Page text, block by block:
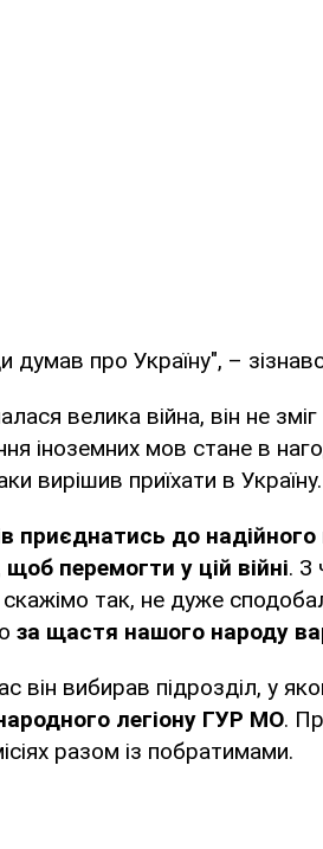
думав про Україну", –
велика війна, він не
іноземних мов стане в
вирішив приїхати в Україну.
приєднатись до надійного
перемогти у цій війні. З
так, не дуже
за щастя нашого народу
він вибирав підрозділ, у
легіону ГУР МО.
разом із побратимами.